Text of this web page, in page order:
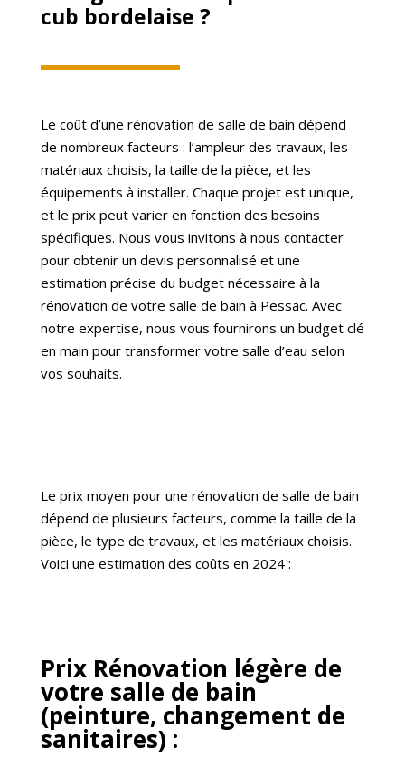
cub bordelaise ?
Le coût d’une rénovation de salle de bain dépend
de nombreux facteurs : l’ampleur des travaux, les
matériaux choisis, la taille de la pièce, et les
équipements à installer. Chaque projet est unique,
et le prix peut varier en fonction des besoins
spécifiques. Nous vous invitons à nous contacter
pour obtenir un devis personnalisé et une
estimation précise du budget nécessaire à la
rénovation de votre salle de bain à Pessac. Avec
notre expertise, nous vous fournirons un budget clé
en main pour transformer votre salle d’eau selon
vos souhaits.
Le prix moyen pour une rénovation de salle de bain
dépend de plusieurs facteurs, comme la taille de la
pièce, le type de travaux, et les matériaux choisis.
Voici une estimation des coûts en 2024 :
Prix Rénovation légère de
votre salle de bain
(peinture, changement de
sanitaires) :